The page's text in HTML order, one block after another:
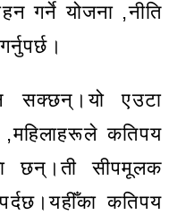
गर्ने योजना ,नीति
सक्छन्।यो एउटा
,महिलाहरूले कतिपय
छन्।ती सीपमूलक
कतिपय